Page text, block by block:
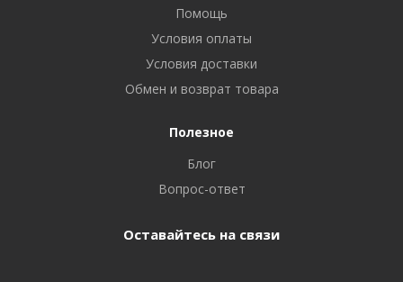
Помощь
Условия оплаты
Условия доставки
Обмен и возврат товара
Полезное
Блог
Вопрос-ответ
Оставайтесь на связи